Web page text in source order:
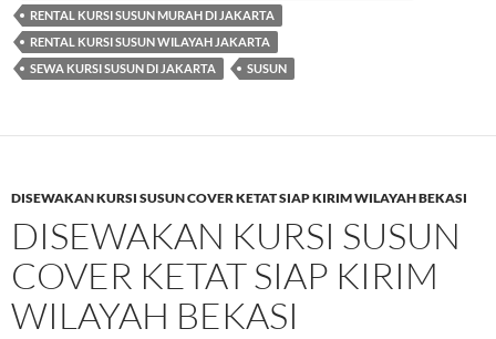
RENTAL KURSI SUSUN MURAH DI JAKARTA
RENTAL KURSI SUSUN WILAYAH JAKARTA
SEWA KURSI SUSUN DI JAKARTA
SUSUN
DISEWAKAN KURSI SUSUN COVER KETAT SIAP KIRIM WILAYAH BEKASI
DISEWAKAN KURSI SUSUN
COVER KETAT SIAP KIRIM
WILAYAH BEKASI